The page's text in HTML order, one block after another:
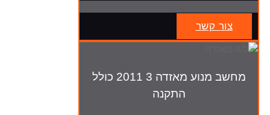
צור קשר
מחשב מנוע מאזדה 3 2011 כולל
התקנה